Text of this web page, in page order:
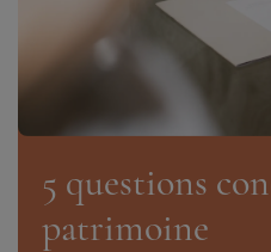
5 questions
patrimoine